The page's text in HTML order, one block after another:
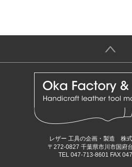
＞
レザー 工具の企画・製造 株
〒272-0827 千葉県市川市国府
TEL 047-713-8601 FAX